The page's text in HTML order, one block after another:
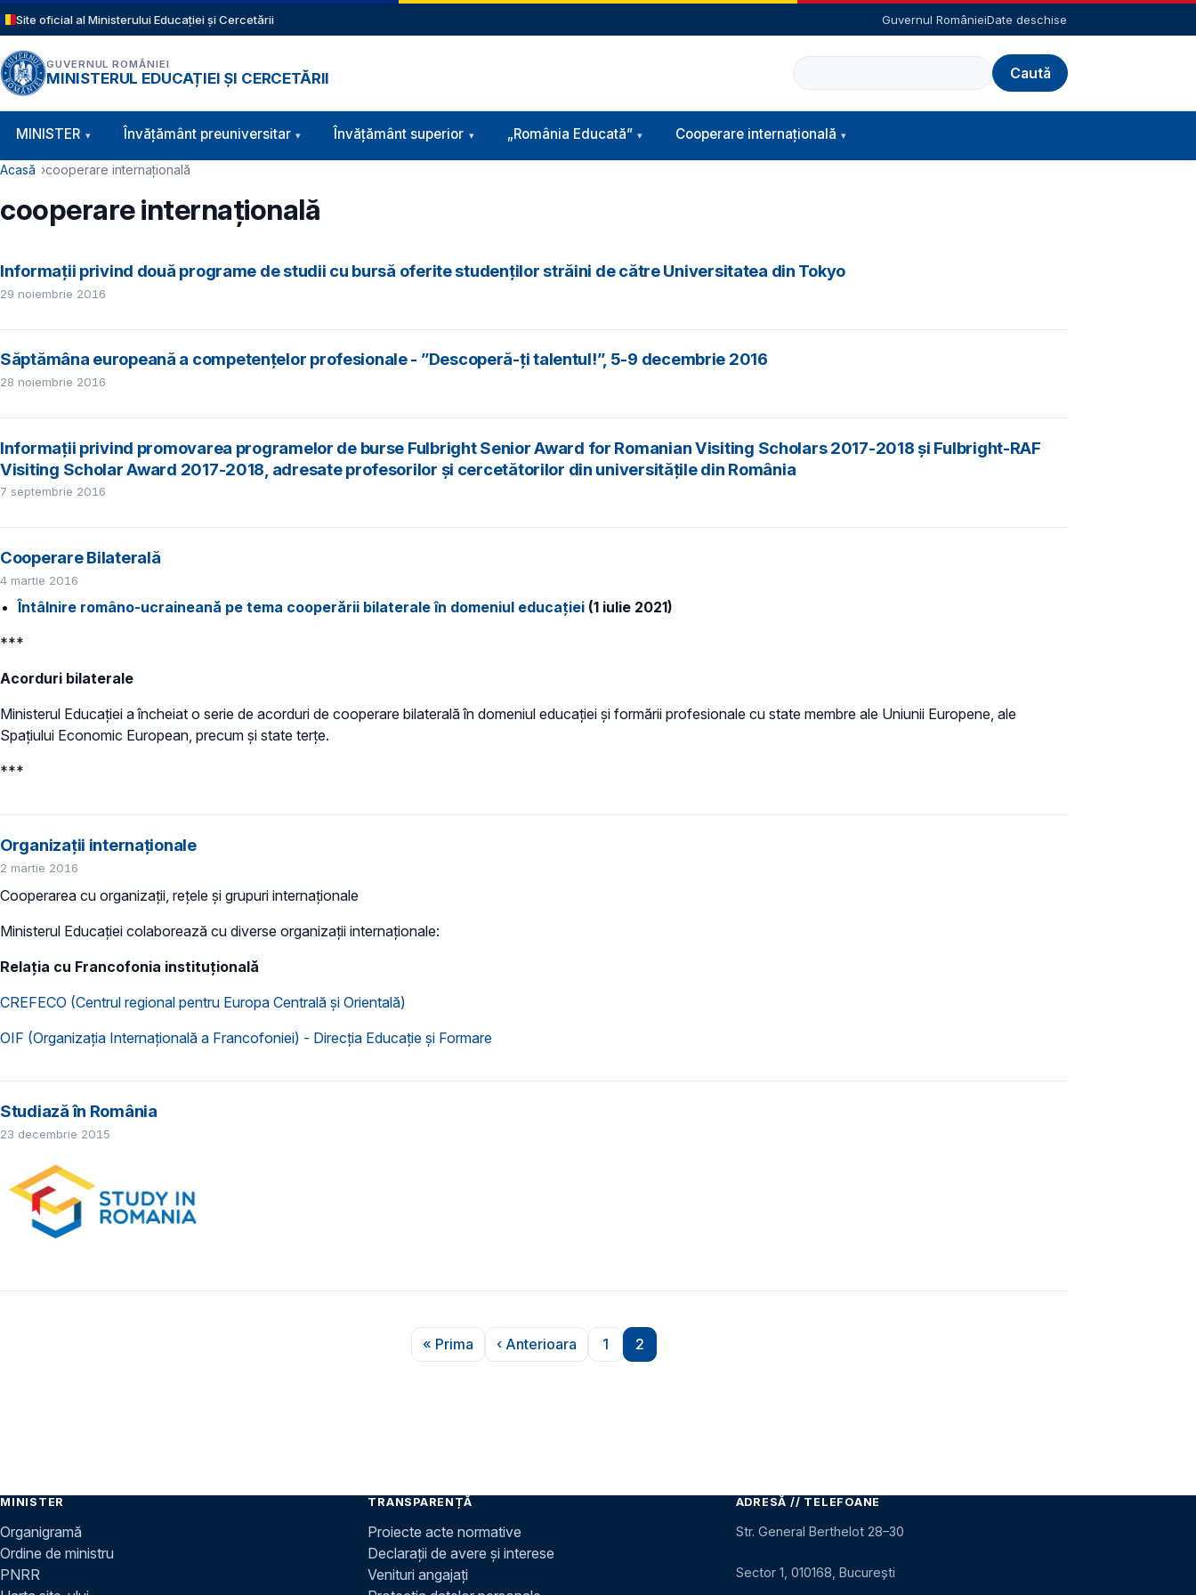
Sari la conținutul principal
Site oficial al Ministerului Educației și Cercetării Guvernul RomânieiDate deschise
GUVERNUL ROMÂNIEI
MINISTERUL EDUCAȚIEI ȘI CERCETĂRII
Caută
Navigație principală
MINISTER Învăţământ preuniversitar Învățământ superior „România Educată” Cooperare internațională
Cale de navigare
Acasă cooperare internațională
cooperare internațională
Informaţii privind două programe de studii cu bursă oferite studenţilor străini de către Universitatea din Tokyo
29 noiembrie 2016
Săptămâna europeană a competențelor profesionale - ”Descoperă-ți talentul!”, 5-9 decembrie 2016
28 noiembrie 2016
Informaţii privind promovarea programelor de burse Fulbright Senior Award for Romanian Visiting Scholars 2017-2018 și Fulbright-RAF
Visiting Scholar Award 2017-2018, adresate profesorilor și cercetătorilor din universitățile din România
7 septembrie 2016
Cooperare Bilaterală
4 martie 2016
Întâlnire româno-ucraineană pe tema cooperării bilaterale în domeniul educației (1 iulie 2021)
***
Acorduri bilaterale
Ministerul Educației a încheiat o serie de acorduri de cooperare bilaterală în domeniul educației și formării profesionale cu state membre ale Uniunii Europene, ale
Spațiului Economic European, precum și state terțe.
***
Organizații internaționale
2 martie 2016
Cooperarea cu organizații, rețele și grupuri internaționale
Ministerul Educației colaborează cu diverse organizații internaționale:
Relația cu Francofonia instituțională
CREFECO (Centrul regional pentru Europa Centrală și Orientală)
OIF (Organizația Internațională a Francofoniei) - Direcția Educație și Formare
Studiază în România
23 decembrie 2015
Prima pagină
« Prima
Pagina anterioară
‹ Anterioara
Pagina
1
Pagina
2
MINISTER
Organigramă
Ordine de ministru
PNRR
TRANSPARENȚĂ
Proiecte acte normative
Declarații de avere și interese
Venituri angajați
ADRESĂ // TELEFOANE
Str. General Berthelot 28–30
Sector 1, 010168, București